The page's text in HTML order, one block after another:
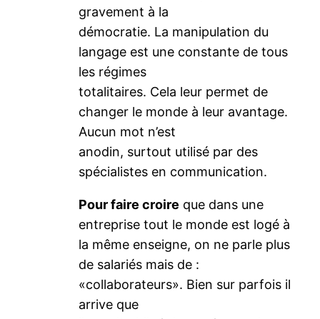
gravement à la
démocratie. La manipulation du
langage est une constante de tous
les régimes
totalitaires. Cela leur permet de
changer le monde à leur avantage.
Aucun mot n’est
anodin, surtout utilisé par des
spécialistes en communication.
Pour faire croire que dans une
entreprise tout le monde est logé à
la même enseigne, on ne parle plus
de salariés mais de :
«collaborateurs». Bien sur parfois il
arrive que